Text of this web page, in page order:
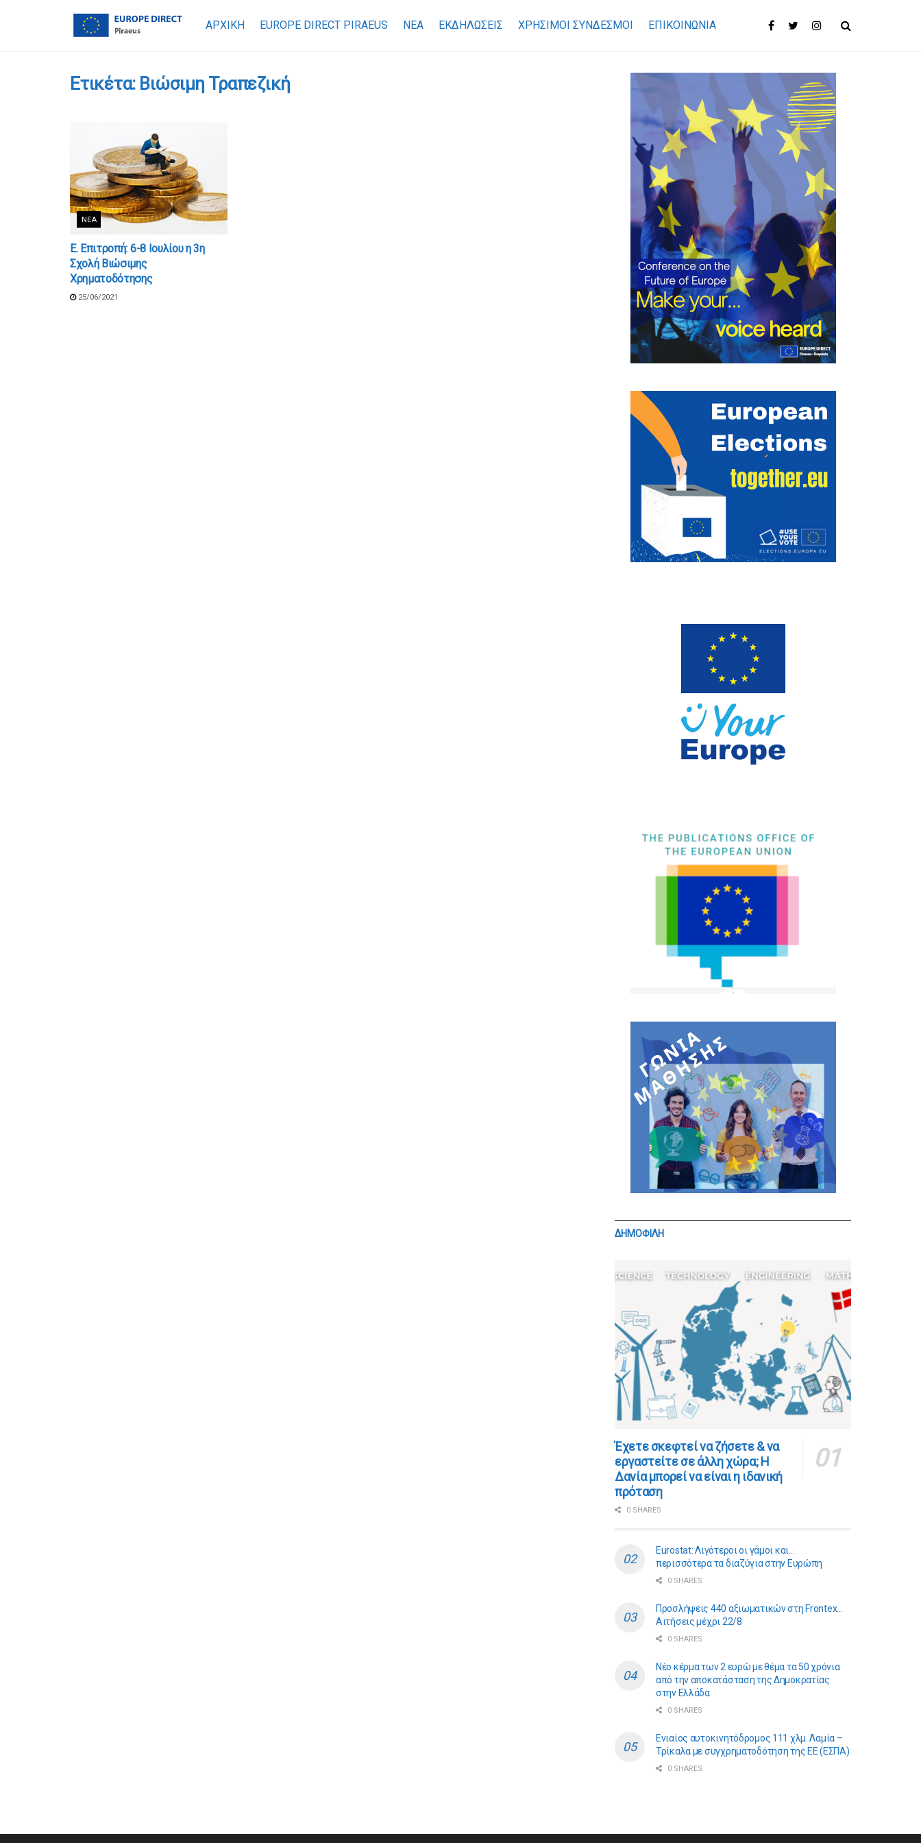
ΑΡΧΙΚΗ EUROPE DIRECT PIRAEUS ΝΕΑ ΕΚΔΗΛΩΣΕΙΣ ΧΡΉΣΙΜΟΙ ΣΎΝΔΕΣΜΟΙ ΕΠΙΚΟΙΝΩΝΊΑ
Ετικέτα: Βιώσιμη Τραπεζική
ΝΈΑ
Ε. Επιτροπή: 6-8 Ιουλίου η 3η
Σχολή Βιώσιμης
Χρηματοδότησης
25/06/2021
ΔΗΜΟΦΙΛΗ
​​Έχετε σκεφτεί να ζήσετε & να
εργαστείτε σε άλλη χώρα; Η
Δανία μπορεί να είναι η ιδανική
πρόταση
0 SHARES
Eurostat: Λιγότεροι οι γάμοι και…
περισσότερα τα διαζύγια στην Ευρώπη
0 SHARES
Προσλήψεις 440 αξιωματικών στη Frontex…
Αιτήσεις μέχρι 22/8
0 SHARES
Νέο κέρμα των 2 ευρώ με θέμα τα 50 χρόνια
από την αποκατάσταση της Δημοκρατίας
στην Ελλάδα
0 SHARES
Ενιαίος αυτοκινητόδρομος 111 χλμ. Λαμία –
Τρίκαλα με συγχρηματοδότηση της ΕE (ΕΣΠΑ)
0 SHARES